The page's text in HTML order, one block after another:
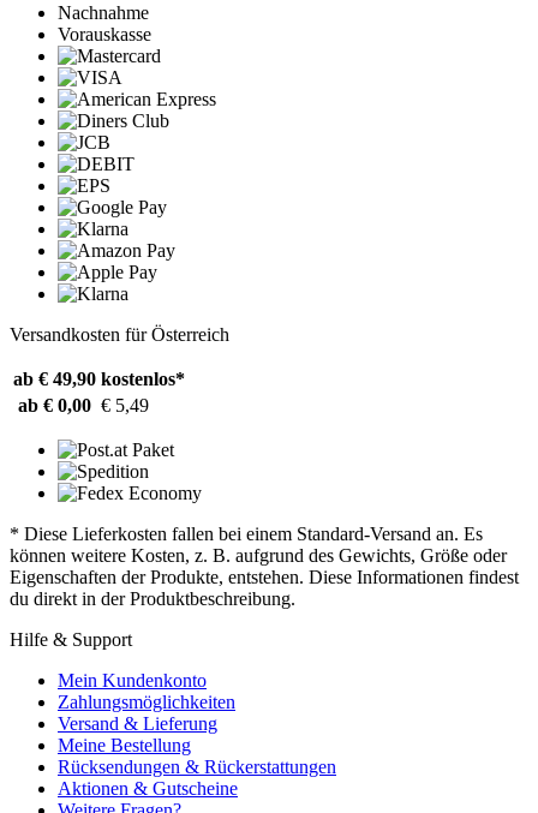
Nachnahme
Vorauskasse
Versandkosten für Österreich
ab € 49,90 kostenlos*
ab € 0,00 € 5,49
* Diese Lieferkosten fallen bei einem Standard-Versand an. Es
können weitere Kosten, z. B. aufgrund des Gewichts, Größe oder
Eigenschaften der Produkte, entstehen. Diese Informationen findest
du direkt in der Produktbeschreibung.
Hilfe & Support
Mein Kundenkonto
Zahlungsmöglichkeiten
Versand & Lieferung
Meine Bestellung
Rücksendungen & Rückerstattungen
Aktionen & Gutscheine